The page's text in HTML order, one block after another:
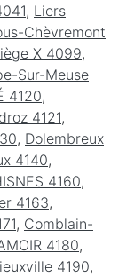
, Liers
Chèvremont
X 4099,
Sur-Meuse
4120,
4121,
, Dolembreux
4140,
4160,
4163,
, Comblain-
4180,
4190,